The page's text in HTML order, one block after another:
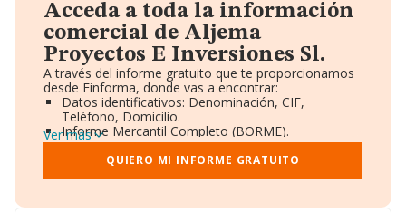
Acceda a toda la información
comercial de Aljema
Proyectos E Inversiones Sl.
A través del informe gratuito que te proporcionamos
desde Einforma, donde vas a encontrar:
Datos identificativos: Denominación, CIF,
Teléfono, Domicilio.
Informe Mercantil Completo (BORME).
Gráficos de Evolución Ventas y Empleados.
Consejo de Administración y Administradores.
Directivos y Ejecutivos.
Ver más
QUIERO MI INFORME GRATUITO